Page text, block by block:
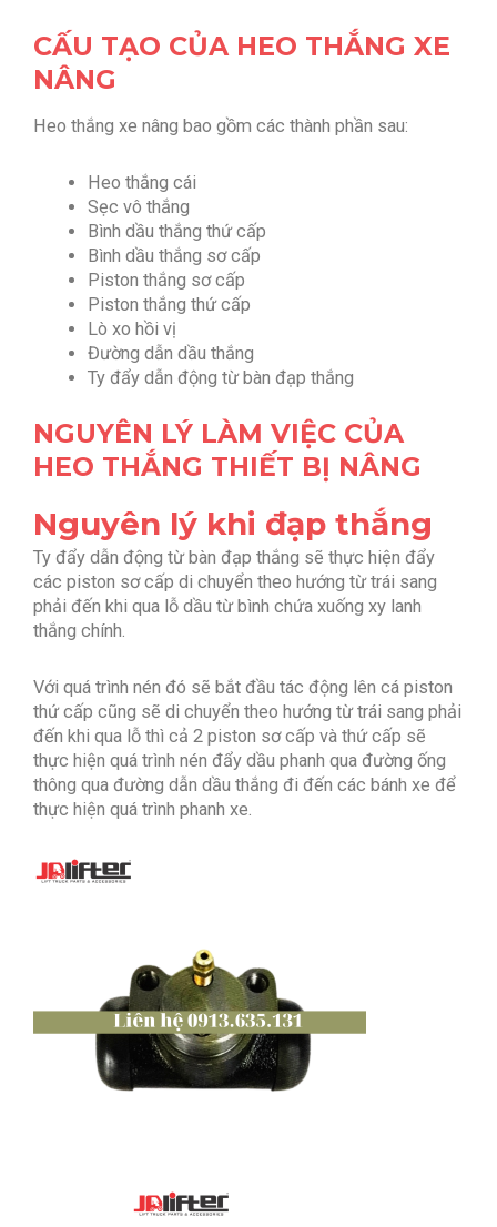
CẤU TẠO CỦA HEO THẮNG XE
NÂNG
Heo thắng xe nâng bao gồm các thành phần sau:
Heo thắng cái
Sẹc vô thắng
Bình dầu thắng thứ cấp
Bình dầu thắng sơ cấp
Piston thắng sơ cấp
Piston thắng thứ cấp
Lò xo hồi vị
Đường dẫn dầu thắng
Ty đẩy dẫn động từ bàn đạp thắng
NGUYÊN LÝ LÀM VIỆC CỦA
HEO THẮNG THIẾT BỊ NÂNG
Nguyên lý khi đạp thắng
Ty đẩy dẫn động từ bàn đạp thắng sẽ thực hiện đẩy
các piston sơ cấp di chuyển theo hướng từ trái sang
phải đến khi qua lỗ dầu từ bình chứa xuống xy lanh
thắng chính.
Với quá trình nén đó sẽ bắt đầu tác động lên cá piston
thứ cấp cũng sẽ di chuyển theo hướng từ trái sang phải
đến khi qua lỗ thì cả 2 piston sơ cấp và thứ cấp sẽ
thực hiện quá trình nén đẩy dầu phanh qua đường ống
thông qua đường dẫn dầu thắng đi đến các bánh xe để
thực hiện quá trình phanh xe.